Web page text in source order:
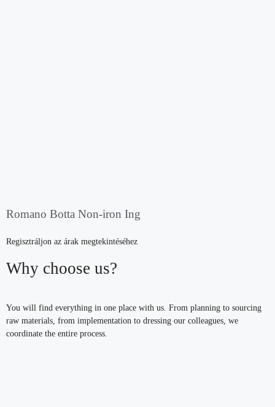
Romano Botta Non-iron Ing
Regisztráljon az árak megtekintéséhez
Why choose us?
You will find everything in one place with us. From planning to sourcing
raw materials, from implementation to dressing our colleagues, we
coordinate the entire process.